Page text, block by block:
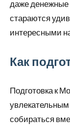
даже денежные
стараются
интересными
Как
Подготовка к
собираться